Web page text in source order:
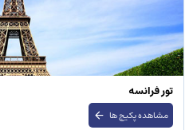
تور سوئیس
مشاهده پکیج ها